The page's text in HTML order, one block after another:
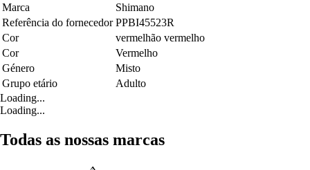
Marca
Shimano
Referência do fornecedor PPBI45523R
Cor
vermelhão vermelho
Cor
Vermelho
Género
Misto
Grupo etário
Adulto
Loading...
Loading...
Todas as nossas marcas